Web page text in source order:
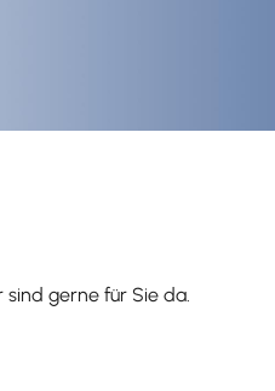
gerne für Sie da.